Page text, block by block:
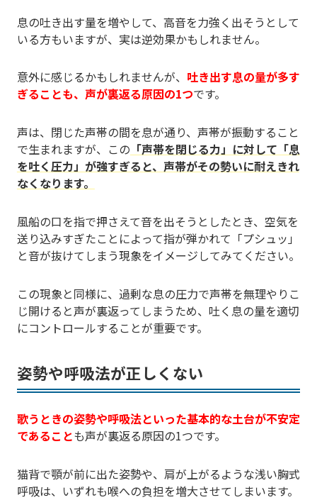
息の吐き出す量を増やして、高音を力強く出そうとして
いる方もいますが、実は逆効果かもしれません。
意外に感じるかもしれませんが、 吐き出す息の量が多す
ぎることも、声が裏返る原因の1つです。
声は、閉じた声帯の間を息が通り、声帯が振動すること
で生まれますが、この 「声帯を閉じる力」に対して「息
を吐く圧力」が強すぎると、声帯がその勢いに耐えきれ
なくなります。
風船の口を指で押さえて音を出そうとしたとき、空気を
送り込みすぎたことによって指が弾かれて「プシュッ」
と音が抜けてしまう現象をイメージしてみてください。
この現象と同様に、過剰な息の圧力で声帯を無理やりこ
じ開けると声が裏返ってしまうため、吐く息の量を適切
にコントロールすることが重要です。
姿勢や呼吸法が正しくない
歌うときの姿勢や呼吸法といった基本的な土台が不安定
であることも声が裏返る原因の1つです。
猫背で顎が前に出た姿勢や、肩が上がるような浅い胸式
呼吸は、いずれも喉への負担を増大させてしまいます。